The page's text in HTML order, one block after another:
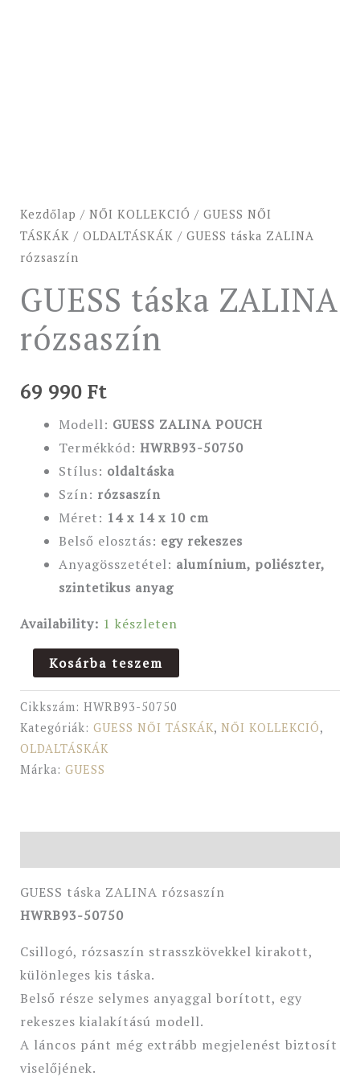
Kezdőlap / NŐI KOLLEKCIÓ / GUESS NŐI
TÁSKÁK / OLDALTÁSKÁK / GUESS táska ZALINA
rózsaszín
GUESS táska ZALINA
rózsaszín
69 990 Ft
Modell: GUESS ZALINA POUCH
Termékkód: HWRB93-50750
Stílus: oldaltáska
Szín: rózsaszín
Méret: 14 x 14 x 10 cm
Belső elosztás: egy rekeszes
Anyagösszetétel: alumínium, poliészter,
szintetikus anyag
Availability: 1 készleten
Kosárba teszem
Cikkszám: HWRB93-50750
Kategóriák: GUESS NŐI TÁSKÁK, NŐI KOLLEKCIÓ,
OLDALTÁSKÁK
Márka: GUESS
GUESS táska ZALINA rózsaszín
HWRB93-50750
Csillogó, rózsaszín strasszkövekkel kirakott,
különleges kis táska.
Belső része selymes anyaggal borított, egy
rekeszes kialakítású modell.
A láncos pánt még extrább megjelenést biztosít
viselőjének.